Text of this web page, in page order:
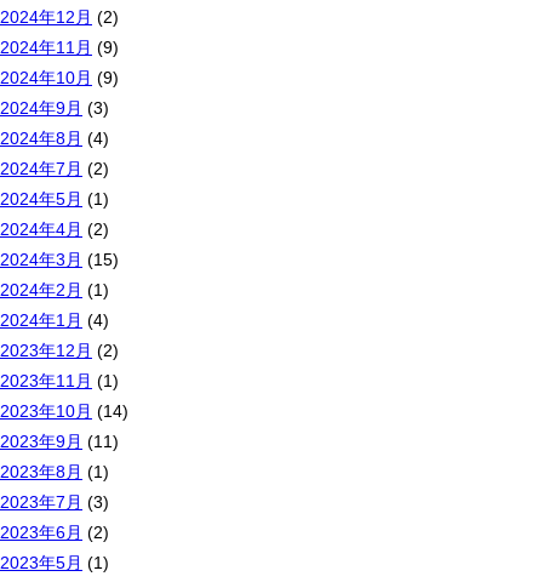
2024年12月 (2)
2024年11月 (9)
2024年10月 (9)
2024年9月 (3)
2024年8月 (4)
2024年7月 (2)
2024年5月 (1)
2024年4月 (2)
2024年3月 (15)
2024年2月 (1)
2024年1月 (4)
2023年12月 (2)
2023年11月 (1)
2023年10月 (14)
2023年9月 (11)
2023年8月 (1)
2023年7月 (3)
2023年6月 (2)
2023年5月 (1)